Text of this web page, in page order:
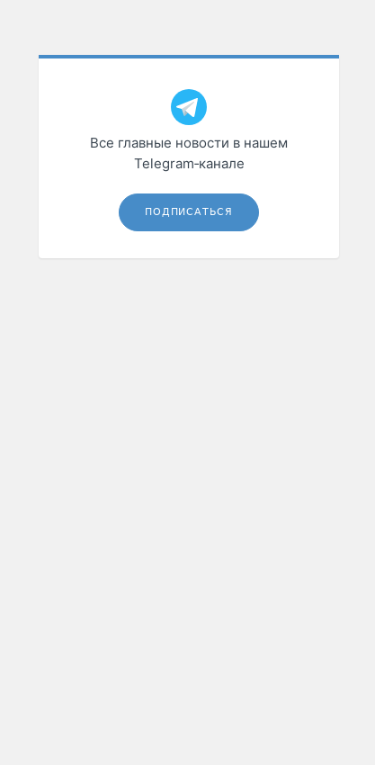
Все главные новости в нашем
Telegram‑канале
ПОДПИСАТЬСЯ